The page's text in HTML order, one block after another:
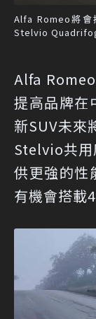
Alfa Romeo將會
Stelvio
Alfa
提高品牌在
新SUV未來
Stelvio共用
供更強的性
有機會搭載